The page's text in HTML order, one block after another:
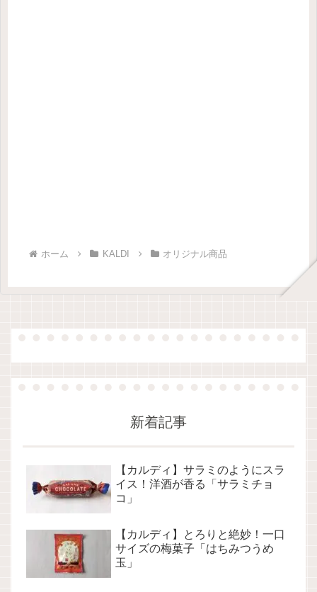
ホーム KALDI オリジナル商品
新着記事
【カルディ】サラミのようにスラ
イス！洋酒が香る「サラミチョ
コ」
【カルディ】とろりと絶妙！一口
サイズの梅菓子「はちみつうめ
玉」